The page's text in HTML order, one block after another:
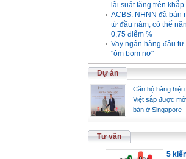
lãi suất tăng trên
ACBS: NHNN đã bán
từ đầu năm, có thể
0,75 điểm %
Vay ngân hàng đầu
"ôm bom nợ"
Dự án
Căn hộ hàng hiệu
Việt sắp được mở
bán ở Singapore
Tư vấn
5